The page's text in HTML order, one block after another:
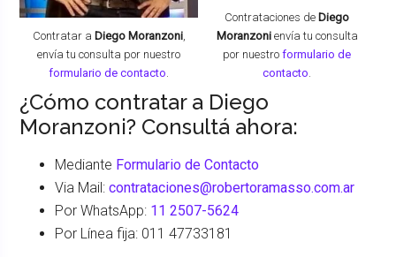
Contratar a Diego Moranzoni,
envía tu consulta por nuestro
formulario de contacto.
Contrataciones de Diego
Moranzonienvía tu consulta
por nuestroformulario de
contacto.
¿Cómo contratar a Diego
Moranzoni? Consultá ahora:
Mediante Formulario de Contacto
Via Mail:contrataciones@robertoramasso.com.ar
Por WhatsApp: 11 2507-5624
Por Línea fija: 011 47733181